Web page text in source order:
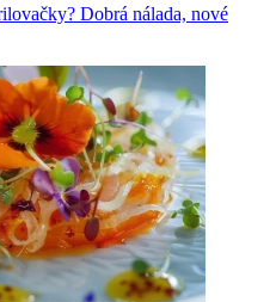
Dobrá nálada, nové